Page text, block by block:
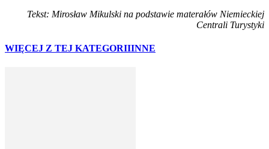
Tekst: Mirosław Mikulski na podstawie materałów Niemieckiej
Centrali Turystyki
WIĘCEJ Z TEJ KATEGORIIINNE